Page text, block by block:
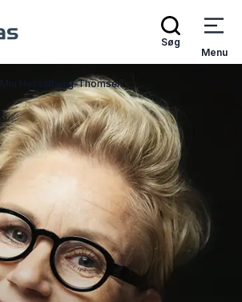
Søg
Menu
Mia Hesselberg-Thomsen